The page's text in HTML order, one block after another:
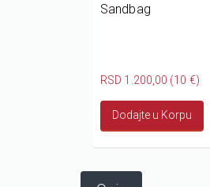
Sandbag
RSD 1.200,00 (10 €)
Dodajte u Korpu